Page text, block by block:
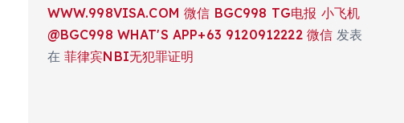
WWW.998VISA.COM 微信 BGC998 TG电报 小飞机
@BGC998 WHAT'S APP+63 9120912222 微信 发表
在 菲律宾NBI无犯罪证明